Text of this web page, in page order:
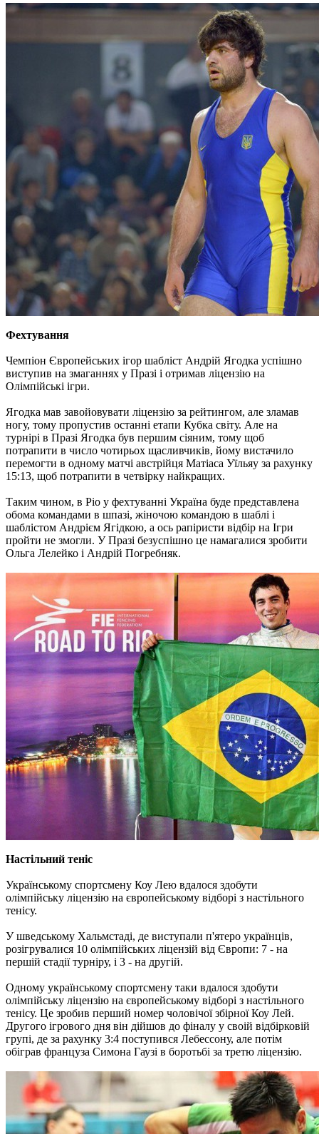
Фехтування
Чемпіон Європейських ігор шабліст Андрій Ягодка успішно
виступив на змаганнях у Празі і отримав ліцензію на
Олімпійські ігри.
Ягодка мав завойовувати ліцензію за рейтингом, але зламав
ногу, тому пропустив останні етапи Кубка світу. Але на
турнірі в Празі Ягодка був першим сіяним, тому щоб
потрапити в число чотирьох щасливчиків, йому вистачило
перемогти в одному матчі австрійця Матіаса Уїльяу за рахунку
15:13, щоб потрапити в четвірку найкращих.
Таким чином, в Ріо у фехтуванні Україна буде представлена ​​
обома командами в шпазі, жіночою командою в шаблі і
шаблістом Андрієм Ягідкою, а ось рапіристи відбір на Ігри
пройти не змогли. У Празі безуспішно це намагалися зробити
Ольга Лелейко і Андрій Погребняк.
Настільний теніс
Українському спортсмену Коу Лею вдалося здобути
олімпійську ліцензію на європейському відборі з настільного
тенісу.
У шведському Хальмстаді, де виступали п'ятеро українців,
розігрувалися 10 олімпійських ліцензій від Європи: 7 - на
першій стадії турніру, і 3 - на другій.
Одному українському спортсмену таки вдалося здобути
олімпійську ліцензію на європейському відборі з настільного
тенісу. Це зробив перший номер чоловічої збірної Коу Лей.
Другого ігрового дня він дійшов до фіналу у своій відбірковій
групі, де за рахунку 3:4 поступився Лебессону, але потім
обіграв француза Симона Гаузі в боротьбі за третю ліцензію.